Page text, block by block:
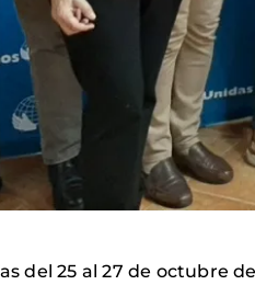
del 25 al 27 de octubre